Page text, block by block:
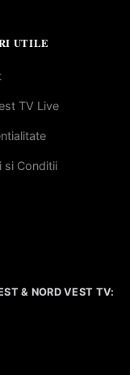
UTILE
TV Live
si Conditii
& NORD VEST TV: